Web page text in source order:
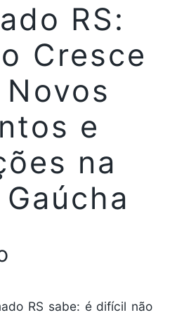
RS:
Cresce
e
na
RS sabe: é difícil não